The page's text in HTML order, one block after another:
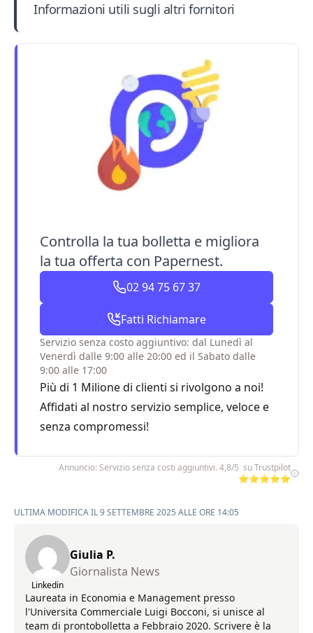
Informazioni utili sugli altri fornitori
Controlla la tua bolletta e migliora
la tua offerta con Papernest.
02 94 75 67 37
Fatti Richiamare
Servizio senza costo aggiuntivo: dal Lunedì al
Venerdì dalle 9:00 alle 20:00 ed il Sabato dalle
9:00 alle 17:00
Più di 1 Milione di clienti si rivolgono a noi!
Affidati al nostro servizio semplice, veloce e
senza compromessi!
Annuncio: Servizio senza costi aggiuntivi. 4,8/5 su Trustpilot
⭐⭐⭐⭐⭐
ULTIMA MODIFICA IL 9 SETTEMBRE 2025 ALLE ORE 14:05
Linkedin
Giulia P.
Giornalista News
Laureata in Economia e Management presso
l'Universita Commerciale Luigi Bocconi, si unisce al
team di prontobolletta a Febbraio 2020. Scrivere è la